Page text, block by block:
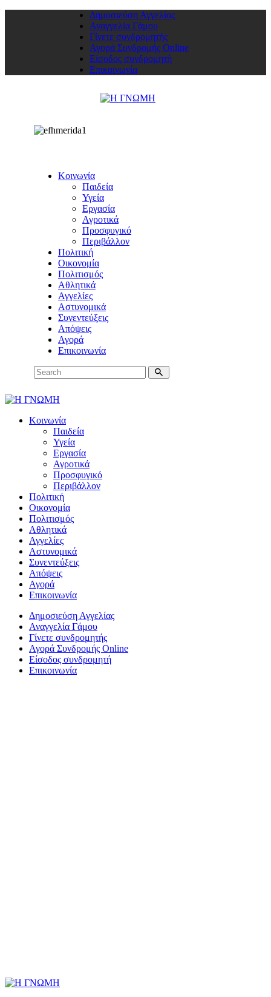
Δημοσιεύση Αγγελίας
Αναγγελία Γάμου
Γίνετε συνδρομητής
Αγορά Συνδρομής Online
Είσοδος συνδρομητή
Επικοινωνία
Κοινωνία
Παιδεία
Υγεία
Εργασία
Αγροτικά
Προσφυγικό
Περιβάλλον
Πολιτική
Οικονομία
Πολιτισμός
Αθλητικά
Αγγελίες
Αστυνομικά
Συνεντεύξεις
Απόψεις
Αγορά
Επικοινωνία
Κοινωνία
Παιδεία
Υγεία
Εργασία
Αγροτικά
Προσφυγικό
Περιβάλλον
Πολιτική
Οικονομία
Πολιτισμός
Αθλητικά
Αγγελίες
Αστυνομικά
Συνεντεύξεις
Απόψεις
Αγορά
Επικοινωνία
Δημοσιεύση Αγγελίας
Αναγγελία Γάμου
Γίνετε συνδρομητής
Αγορά Συνδρομής Online
Είσοδος συνδρομητή
Επικοινωνία